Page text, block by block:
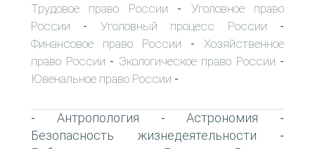
Трудовое право России - Уголовное право
России - Уголовный процесс России -
Финансовое право России - Хозяйственное
право России - Экологическое право России -
Ювенальное право России -
- Антропология -Астрономия -
Безопасность жизнедеятельности -